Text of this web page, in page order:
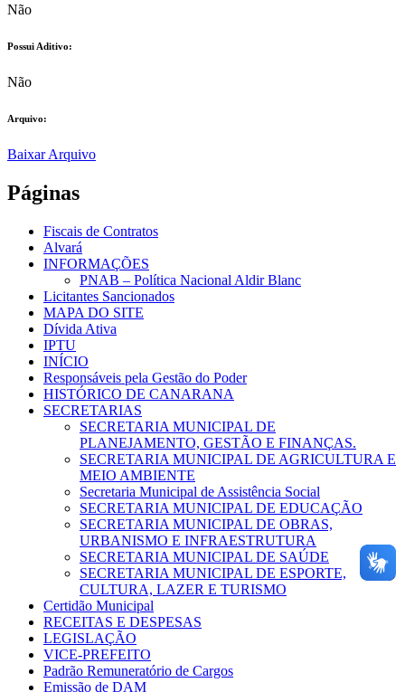
Não
Possui Aditivo:​
Não
Arquivo:
Baixar Arquivo
Páginas
Fiscais de Contratos
Alvará
INFORMAÇÕES
PNAB – Política Nacional Aldir Blanc
Licitantes Sancionados
MAPA DO SITE
Dívida Ativa
IPTU
INÍCIO
Responsáveis pela Gestão do Poder
HISTÓRICO DE CANARANA
SECRETARIAS
SECRETARIA MUNICIPAL DE
PLANEJAMENTO, GESTÃO E FINANÇAS.
SECRETARIA MUNICIPAL DE AGRICULTURA E
MEIO AMBIENTE
Secretaria Municipal de Assistência Social
SECRETARIA MUNICIPAL DE EDUCAÇÃO
SECRETARIA MUNICIPAL DE OBRAS,
URBANISMO E INFRAESTRUTURA
SECRETARIA MUNICIPAL DE SAÚDE
SECRETARIA MUNICIPAL DE ESPORTE,
CULTURA, LAZER E TURISMO
Certidão Municipal
RECEITAS E DESPESAS
LEGISLAÇÃO
VICE-PREFEITO
Padrão Remuneratório de Cargos
Emissão de DAM